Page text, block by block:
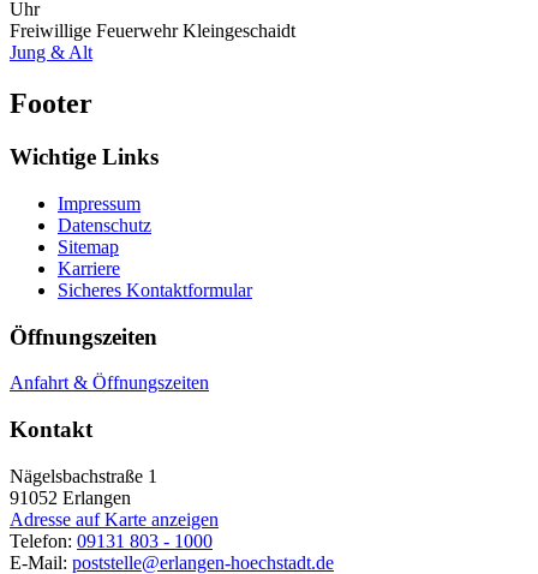
Uhr
Freiwillige Feuerwehr Kleingeschaidt
Jung & Alt
Footer
Wichtige Links
Impressum
Datenschutz
Sitemap
Karriere
Sicheres Kontaktformular
Öffnungszeiten
Anfahrt & Öffnungszeiten
Kontakt
Nägelsbachstraße 1
91052 Erlangen
Adresse auf Karte anzeigen
Telefon: 09131 803 - 1000
E-Mail: poststelle@erlangen-hoechstadt.de